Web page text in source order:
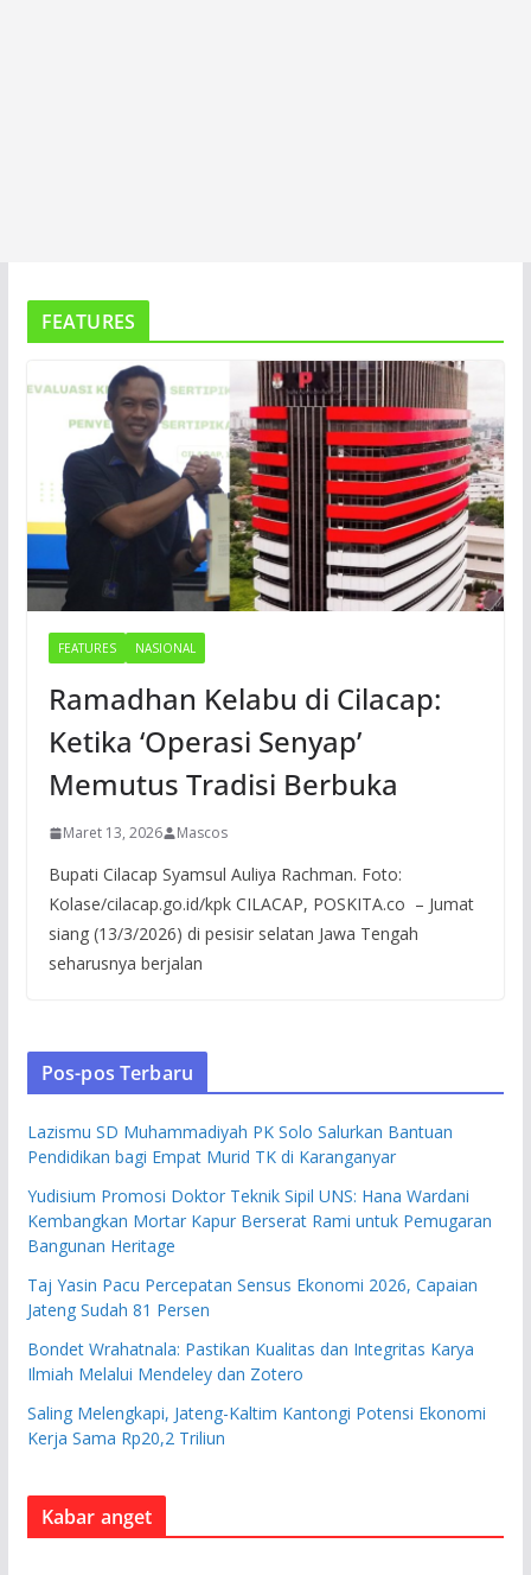
FEATURES
FEATURES NASIONAL
Ramadhan Kelabu di Cilacap:
Ketika ‘Operasi Senyap’
Memutus Tradisi Berbuka
Maret 13, 2026 Mascos
Bupati Cilacap Syamsul Auliya Rachman. Foto:
Kolase/cilacap.go.id/kpk CILACAP, POSKITA.co – Jumat
siang (13/3/2026) di pesisir selatan Jawa Tengah
seharusnya berjalan
Pos-pos Terbaru
Lazismu SD Muhammadiyah PK Solo Salurkan Bantuan
Pendidikan bagi Empat Murid TK di Karanganyar
Yudisium Promosi Doktor Teknik Sipil UNS: Hana Wardani
Kembangkan Mortar Kapur Berserat Rami untuk Pemugaran
Bangunan Heritage
Taj Yasin Pacu Percepatan Sensus Ekonomi 2026, Capaian
Jateng Sudah 81 Persen
Bondet Wrahatnala: Pastikan Kualitas dan Integritas Karya
Ilmiah Melalui Mendeley dan Zotero
Saling Melengkapi, Jateng-Kaltim Kantongi Potensi Ekonomi
Kerja Sama Rp20,2 Triliun
Kabar anget